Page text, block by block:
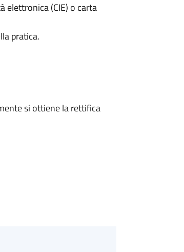
elettronica (CIE) o carta
pratica.
si ottiene la rettifica